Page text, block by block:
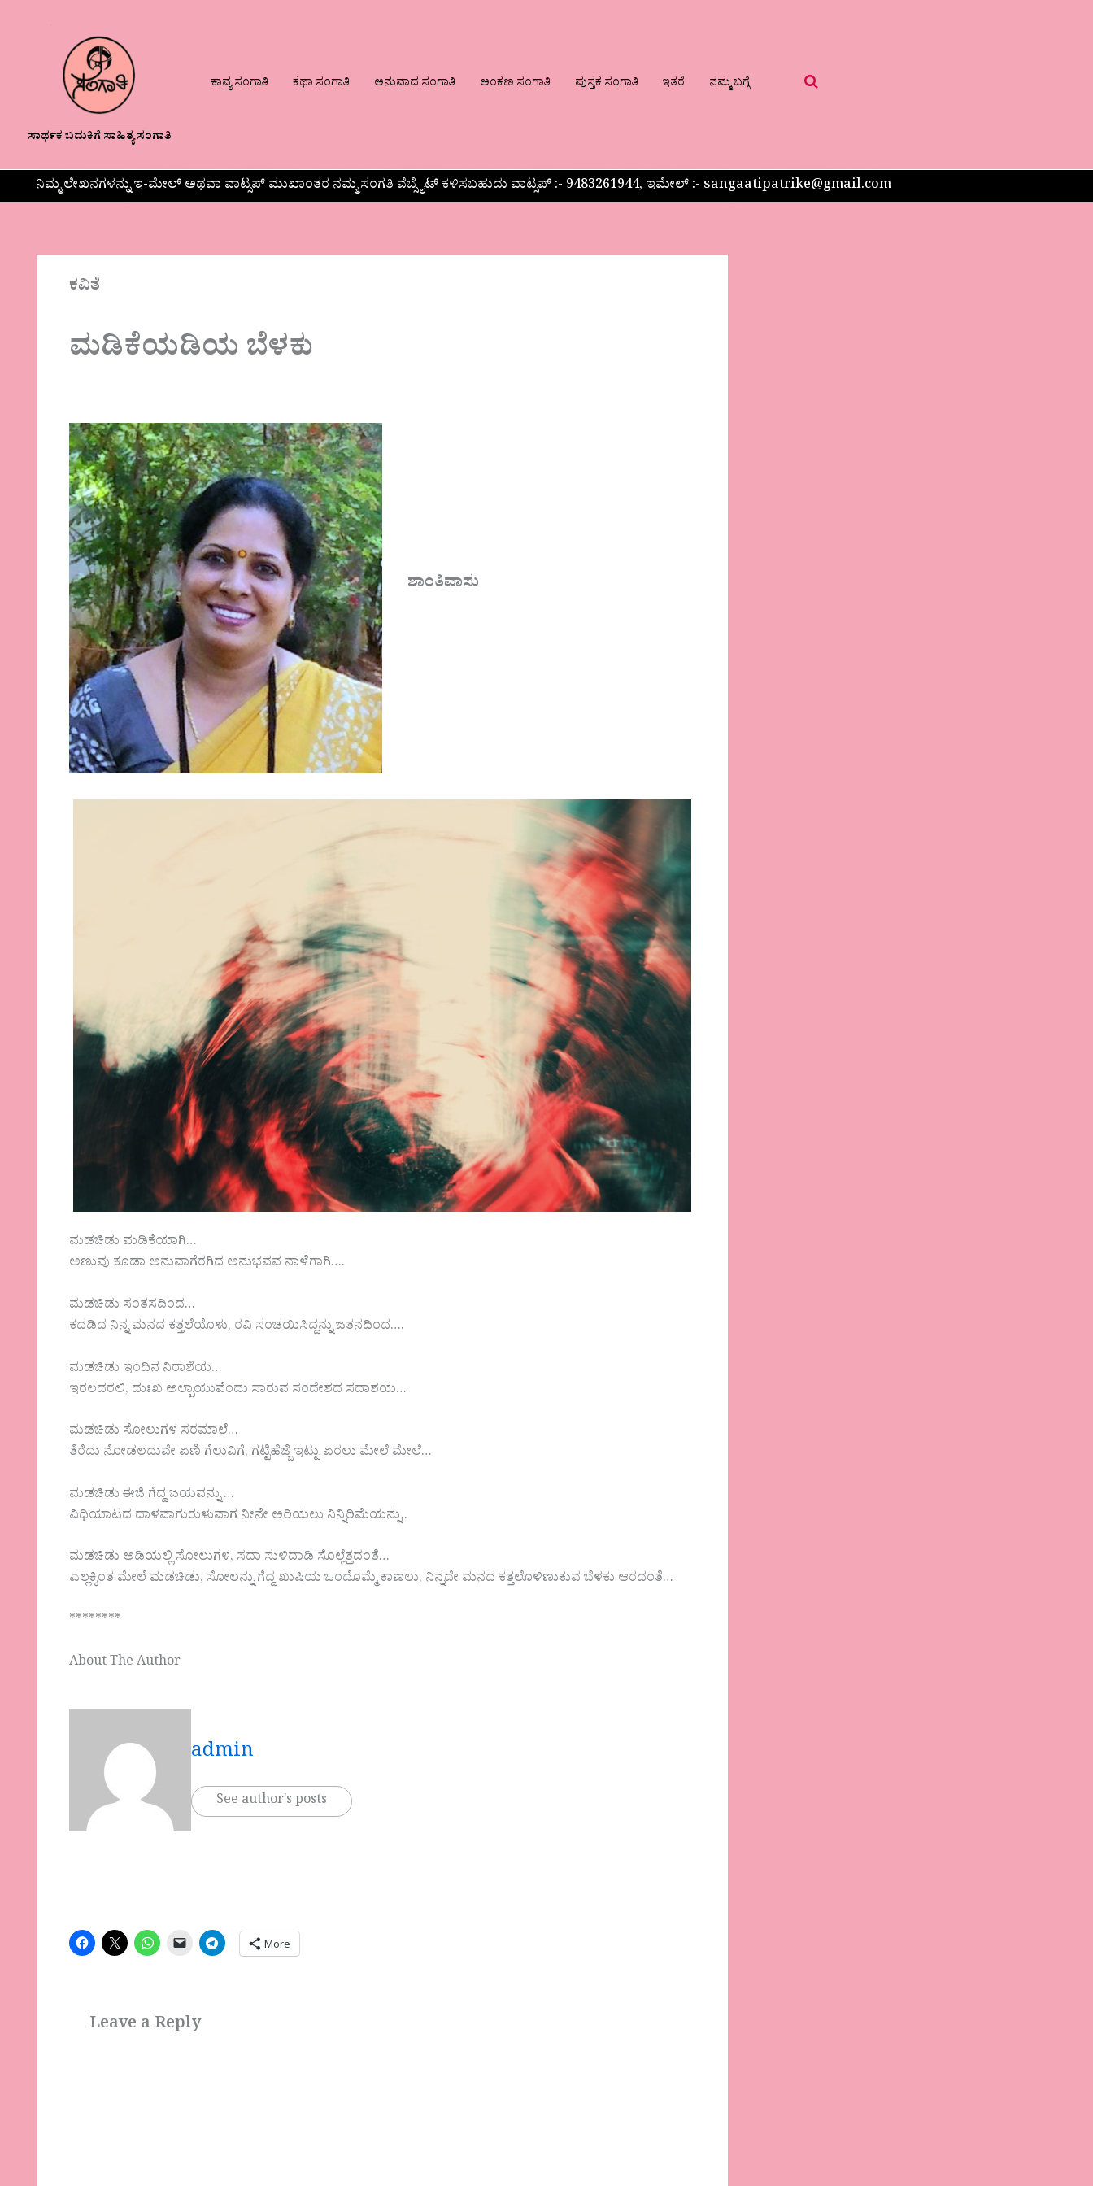
ಸಾರ್ಥಕ ಬದುಕಿಗೆ ಸಾಹಿತ್ಯ ಸಂಗಾತಿ
ಕಾವ್ಯ ಸಂಗಾತಿ ಕಥಾ ಸಂಗಾತಿ ಅನುವಾದ ಸಂಗಾತಿ ಅಂಕಣ ಸಂಗಾತಿ ಪುಸ್ತಕ ಸಂಗಾತಿ ಇತರೆ ನಮ್ಮ ಬಗ್ಗೆ
ನಿಮ್ಮ ಲೇಖನಗಳನ್ನು ಇ-ಮೇಲ್ ಅಥವಾ ವಾಟ್ಸಪ್ ಮುಖಾಂತರ ನಮ್ಮ ಸಂಗತಿ ವೆಬ್ಸೈಟ್ ಕಳಿಸಬಹುದು ವಾಟ್ಸಪ್‌ :- 9483261944, ಇಮೇಲ್ :- sangaatipatrike@gmail.com
ಕವಿತೆ
ಮಡಿಕೆಯಡಿಯ ಬೆಳಕು
ಶಾಂತಿವಾಸು
ಮಡಚಿಡು ಮಡಿಕೆಯಾಗಿ…
ಅಣುವು ಕೂಡಾ ಅನುವಾಗೆರಗಿದ ಅನುಭವವ ನಾಳೆಗಾಗಿ….
ಮಡಚಿಡು ಸಂತಸದಿಂದ…
ಕದಡಿದ ನಿನ್ನ ಮನದ ಕತ್ತಲೆಯೊಳು, ರವಿ ಸಂಚಯಿಸಿದ್ದನ್ನು ಜತನದಿಂದ….
ಮಡಚಿಡು ಇಂದಿನ ನಿರಾಶೆಯ…
ಇರಲದರಲಿ, ದುಃಖ ಅಲ್ಪಾಯುವೆಂದು ಸಾರುವ ಸಂದೇಶದ ಸದಾಶಯ…
ಮಡಚಿಡು ಸೋಲುಗಳ ಸರಮಾಲೆ…
ತೆರೆದು ನೋಡಲದುವೇ ಏಣಿ ಗೆಲುವಿಗೆ, ಗಟ್ಟಿಹೆಜ್ಜೆ ಇಟ್ಟು ಏರಲು ಮೇಲೆ ಮೇಲೆ…
ಮಡಚಿಡು ಈಜಿ ಗೆದ್ದ ಜಯವನ್ನು …
ವಿಧಿಯಾಟದ ದಾಳವಾಗುರುಳುವಾಗ ನೀನೇ ಅರಿಯಲು ನಿನ್ನಿರಿಮೆಯನ್ನು..
ಮಡಚಿಡು ಅಡಿಯಲ್ಲಿ ಸೋಲುಗಳ, ಸದಾ ಸುಳಿದಾಡಿ ಸೊಲ್ಲೆತ್ತದಂತೆ…
ಎಲ್ಲಕ್ಕಿಂತ ಮೇಲೆ ಮಡಚಿಡು, ಸೋಲನ್ನು ಗೆದ್ದ ಖುಷಿಯ ಒಂದೊಮ್ಮೆ ಕಾಣಲು, ನಿನ್ನದೇ ಮನದ ಕತ್ತಲೊಳಿಣುಕುವ ಬೆಳಕು ಆರದಂತೆ…
********
About The Author
admin
See author's posts
More
Leave a Reply